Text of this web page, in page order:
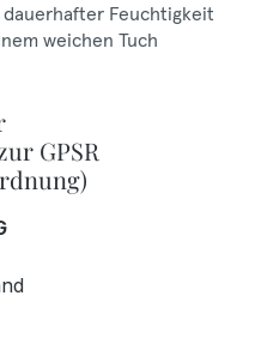
Feuchtigkeit
weichen Tuch
GPSR